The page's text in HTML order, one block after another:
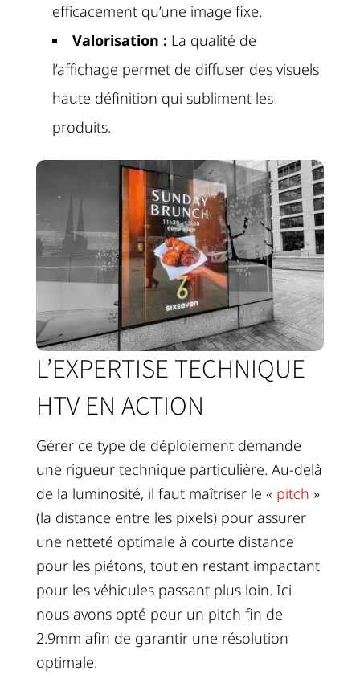
efficacement qu’une image fixe.
Valorisation : La qualité de
l’affichage permet de diffuser des visuels
haute définition qui subliment les
produits.
L’EXPERTISE TECHNIQUE
HTV EN ACTION
Gérer ce type de déploiement demande
une rigueur technique particulière. Au-delà
de la luminosité, il faut maîtriser le « pitch »
(la distance entre les pixels) pour assurer
une netteté optimale à courte distance
pour les piétons, tout en restant impactant
pour les véhicules passant plus loin. Ici
nous avons opté pour un pitch fin de
2.9mm afin de garantir une résolution
optimale.